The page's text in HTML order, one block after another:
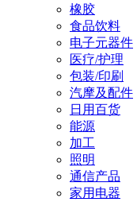
橡胶
食品饮料
电子元器件
医疗/护理
包装/印刷
汽摩及配件
日用百货
能源
加工
照明
通信产品
家用电器